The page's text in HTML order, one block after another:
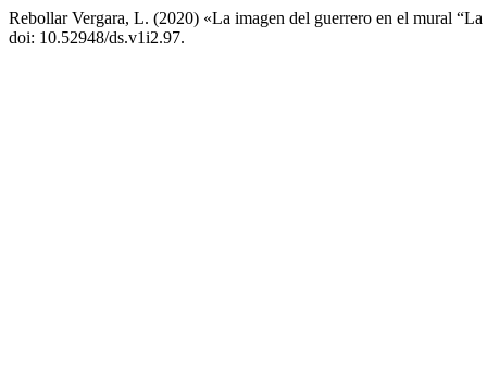
Rebollar Vergara, L. (2020) «La imagen del guerrero en el mural
doi: 10.52948/ds.v1i2.97.